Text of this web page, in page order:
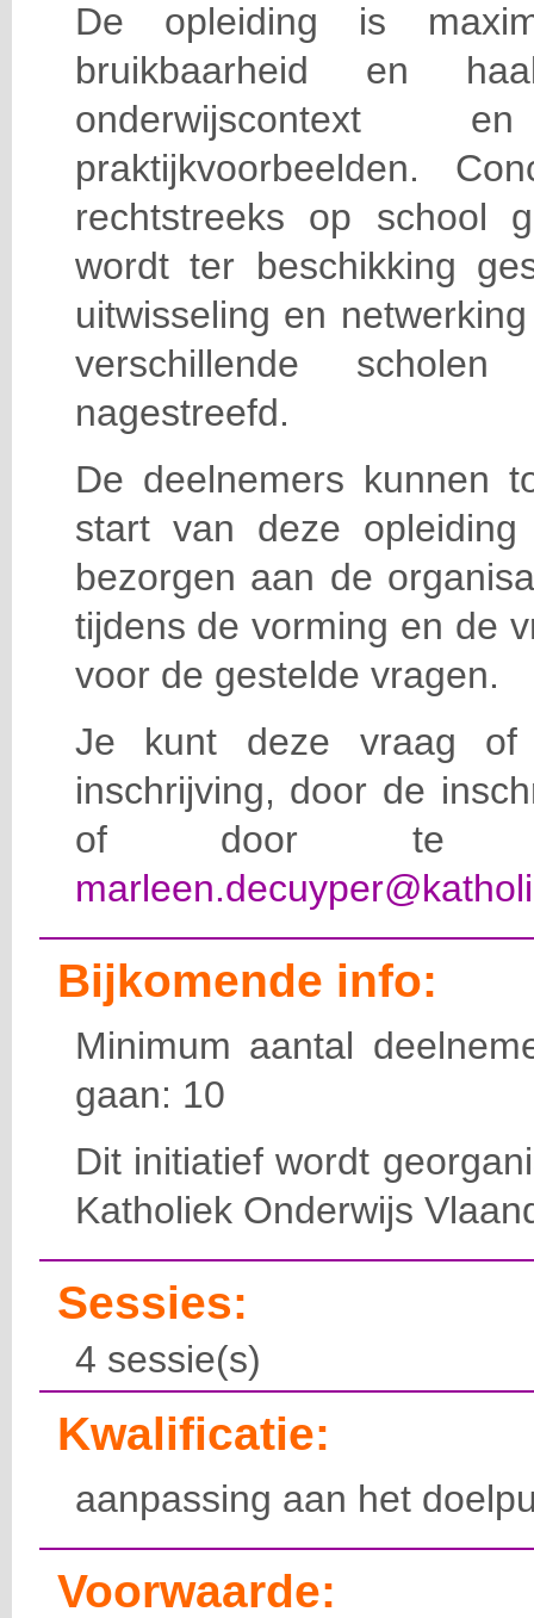
De opleiding is
bruikbaarheid en
praktijkvoorbeelden.
rechtstreeks op school
wordt ter beschikking
uitwisseling en
verschillende scholen
nagestreefd.
De deelnemers kunnen
start van deze
bezorgen aan de
tijdens de vorming en de
voor de gestelde vragen.
Je kunt deze vraag of
inschrijving, door de
of door te e-
Bijkomende info:
Minimum aantal
gaan: 10
Dit initiatief wordt
Katholiek Onderwijs
Sessies:
4 sessie(s)
Kwalificatie:
aanpassing aan het
Voorwaarde: